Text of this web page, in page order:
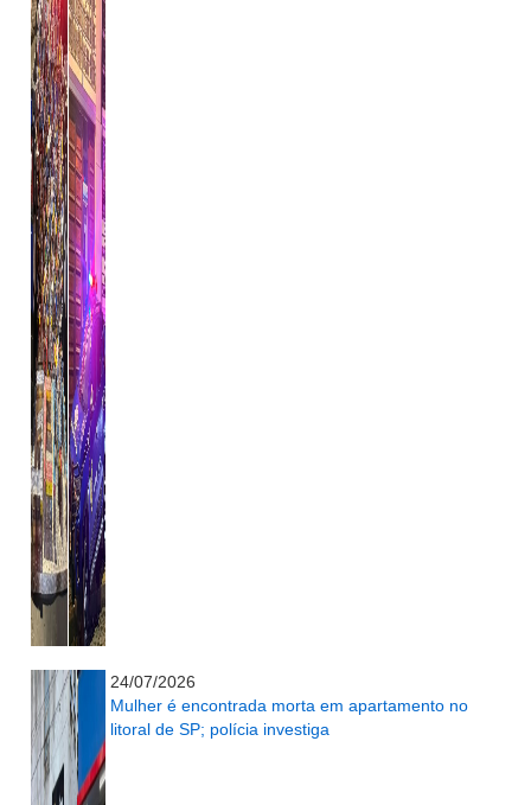
24/07/2026
Mulher é encontrada morta em apartamento no
litoral de SP; polícia investiga